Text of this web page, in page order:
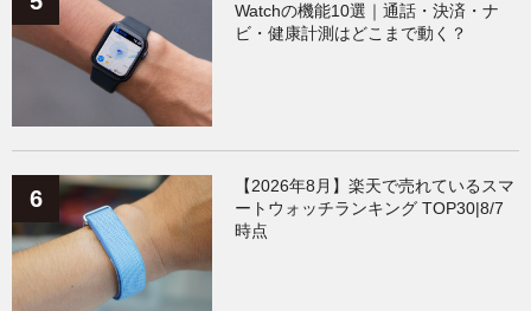
Watchの機能10選｜通話・決済・ナ
ビ・健康計測はどこまで動く？
【2026年8月】楽天で売れているスマ
ートウォッチランキング TOP30|8/7
時点